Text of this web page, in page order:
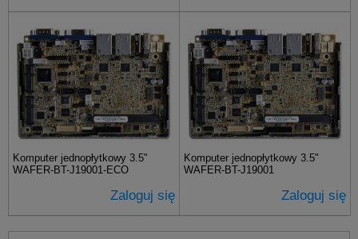
Komputer jednopłytkowy 3.5"
WAFER-BT-J19001-ECO
Zaloguj się
Komputer jednopłytkowy 3.5"
WAFER-BT-J19001
Zaloguj się